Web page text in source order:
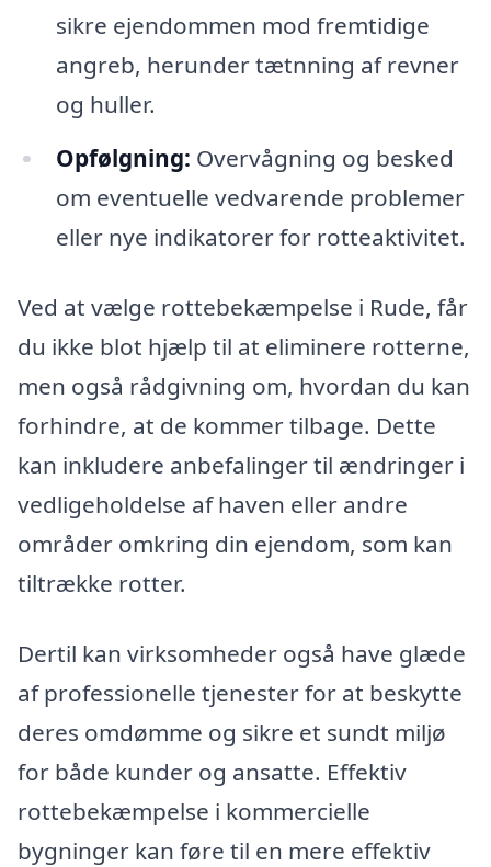
sikre ejendommen mod fremtidige
angreb, herunder tætnning af revner
og huller.
Opfølgning: Overvågning og besked
om eventuelle vedvarende problemer
eller nye indikatorer for rotteaktivitet.
Ved at vælge rottebekæmpelse i Rude, får
du ikke blot hjælp til at eliminere rotterne,
men også rådgivning om, hvordan du kan
forhindre, at de kommer tilbage. Dette
kan inkludere anbefalinger til ændringer i
vedligeholdelse af haven eller andre
områder omkring din ejendom, som kan
tiltrække rotter.
Dertil kan virksomheder også have glæde
af professionelle tjenester for at beskytte
deres omdømme og sikre et sundt miljø
for både kunder og ansatte. Effektiv
rottebekæmpelse i kommercielle
bygninger kan føre til en mere effektiv